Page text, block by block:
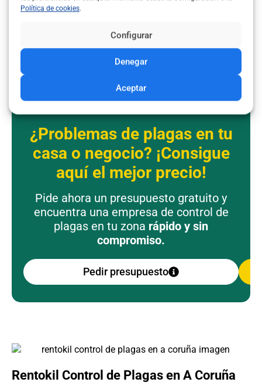
Política de cookies.
Aceptar
Denegar
Configurar
¿Problemas de plagas en tu
casa o negocio? ¡Consigue
aquí el mejor precio!
Pide ahora un presupuesto gratuito y
encuentra una empresa de control de
plagas en tu zona rápido y sin
compromiso.
Pedir presupuesto
Rentokil Control de Plagas en A Coruña